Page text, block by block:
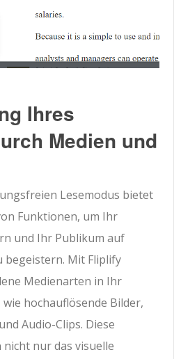
Ihres
Medien und
Lesemodus bietet
Funktionen, um Ihr
und Ihr Publikum auf
begeistern. Mit Fliplify
Medienarten in Ihr
hochauflösende Bilder,
Audio-Clips. Diese
nur das visuelle